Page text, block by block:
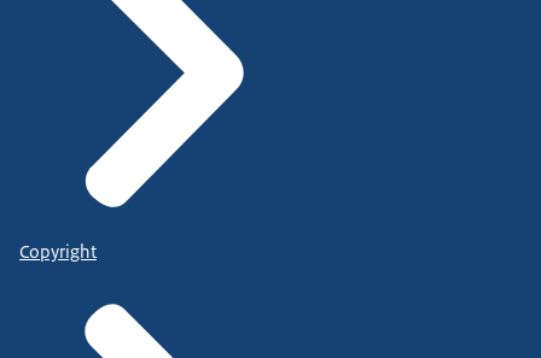
Copyright